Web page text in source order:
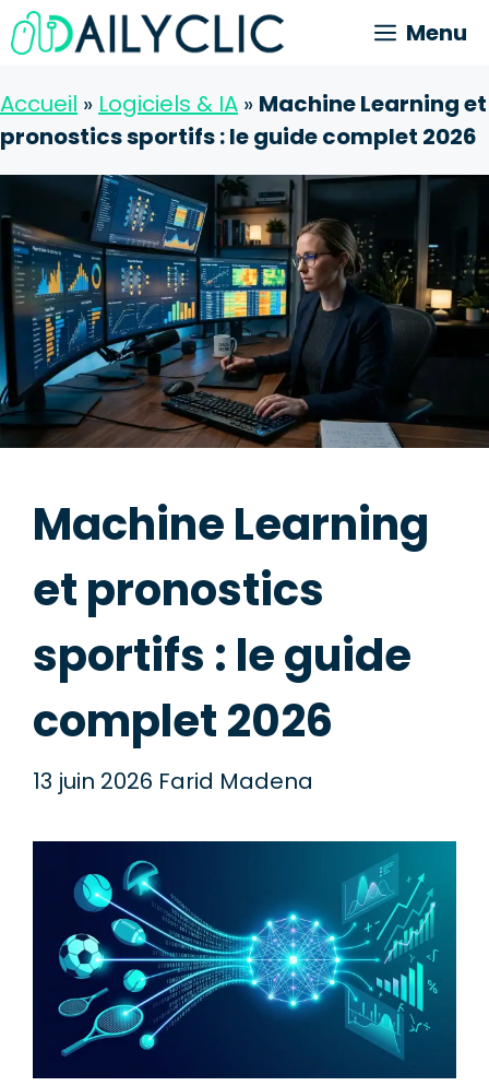
Aller
au
Menu
Accueil » Logiciels & IA » Machine Learning et
pronostics sportifs : le guide complet 2026
Machine Learning
et pronostics
sportifs : le guide
complet 2026
13 juin 2026 Farid Madena